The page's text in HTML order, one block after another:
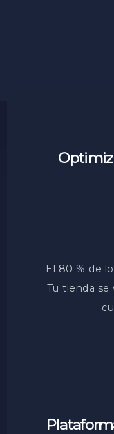
El 80 % de
Tu tienda se